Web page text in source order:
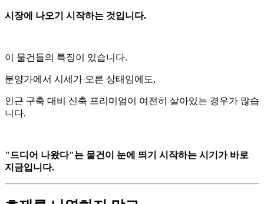
시장에 나오기 시작하는 것입니다.
이 물건들의 특징이 있습니다.
분양가에서 시세가 오른 상태임에도,
인근 구축 대비 신축 프리미엄이 여전히 살아있는 경우가 많습
니다.
"드디어 나왔다"는 물건이 눈에 띄기 시작하는 시기가 바로
지금입니다.